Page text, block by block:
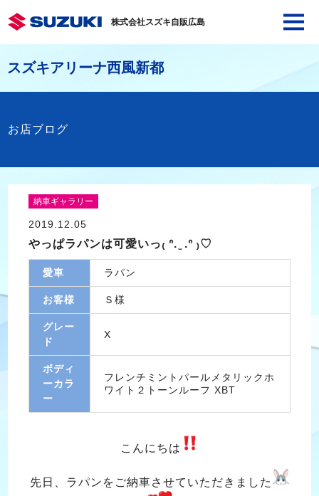
株式会社スズキ自販広島
スズキアリーナ西風新都
お店ブログ
納車ギャラリー
2019.12.05
やっぱラパンは可愛いっ₍ ᐢ. ̫ .ᐢ ₎♡
愛車 ラパン
お客様 Ｓ様
グレー
ド
X
ボディ
ーカラ
ー
フレンチミントパールメタリックホ
ワイト２トーンルーフ XBT
こんにちは
先日、ラパンをご納車させていただきました